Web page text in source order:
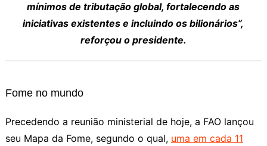
mínimos de tributação global, fortalecendo as
iniciativas existentes e incluindo os bilionários”,
reforçou o presidente.
Fome no mundo
Precedendo a reunião ministerial de hoje, a FAO lançou
seu Mapa da Fome, segundo o qual, uma em cada 11